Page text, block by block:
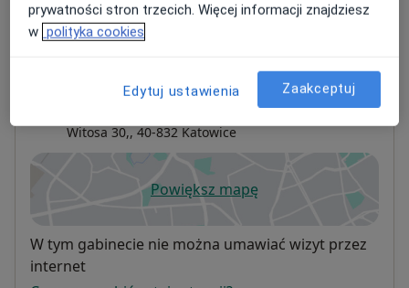
Adres 1 Adres 2 Adres 3
Prywatny Gabinet Lekarski, rejestracja
telefoniczna (czynny we wtorki i czwartki)
Witosa 30,, 40-832 Katowice
Powiększ mapęotwiera się w nowej karcie
Dostępność
W tym gabinecie nie można umawiać wizyt przez
internet
prywatności stron trzecich. Więcej informacji znajdziesz
w polityka cookies
Edytuj ustawienia Zaakceptuj